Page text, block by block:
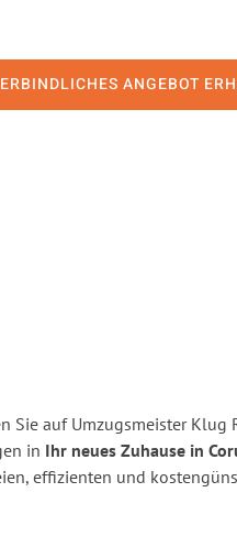
ANGEBOT
Sie auf Umzugsmeister
in Ihr neues Zuhause in
effizienten und